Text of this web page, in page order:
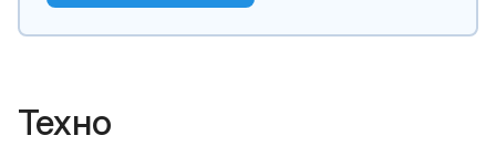
Техно